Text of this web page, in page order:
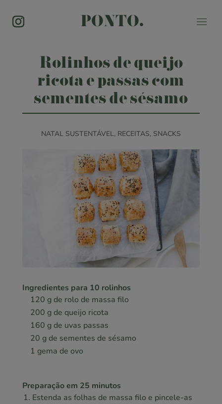
PONTO.
Rolinhos de queijo
ricota e passas com
sementes de sésamo
NATAL SUSTENTÁVEL, RECEITAS, SNACKS
Ingredientes para 10 rolinhos
120 g de rolo de massa filo
200 g de queijo ricota
160 g de uvas passas
20 g de sementes de sésamo
1 gema de ovo
Preparação em 25 minutos
Estenda as folhas de massa filo e pincele-as